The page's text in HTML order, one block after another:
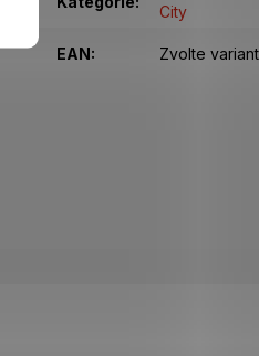
City
EAN : Zvolte